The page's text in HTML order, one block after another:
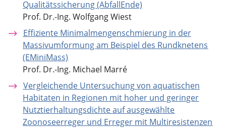
Qualitätssicherung (AbfallEnde)
Prof. Dr.-Ing. Wolfgang Wiest
Effiziente Minimalmengenschmierung in der
Massivumformung am Beispiel des Rundknetens
(EMiniMass)
Prof. Dr.-Ing. Michael Marré
Vergleichende Untersuchung von aquatischen
Habitaten in Regionen mit hoher und geringer
Nutztierhaltungsdichte auf ausgewählte
Zoonoseerreger und Erreger mit Multiresistenzen